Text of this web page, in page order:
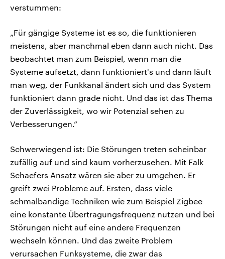
verstummen:
„Für gängige Systeme ist es so, die funktionieren
meistens, aber manchmal eben dann auch nicht. Das
beobachtet man zum Beispiel, wenn man die
Systeme aufsetzt, dann funktioniert's und dann läuft
man weg, der Funkkanal ändert sich und das System
funktioniert dann grade nicht. Und das ist das Thema
der Zuverlässigkeit, wo wir Potenzial sehen zu
Verbesserungen.“
Schwerwiegend ist: Die Störungen treten scheinbar
zufällig auf und sind kaum vorherzusehen. Mit Falk
Schaefers Ansatz wären sie aber zu umgehen. Er
greift zwei Probleme auf. Ersten, dass viele
schmalbandige Techniken wie zum Beispiel Zigbee
eine konstante Übertragungsfrequenz nutzen und bei
Störungen nicht auf eine andere Frequenzen
wechseln können. Und das zweite Problem
verursachen Funksysteme, die zwar das